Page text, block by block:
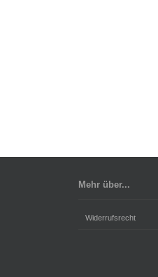
Mehr über...
Widerrufsrecht